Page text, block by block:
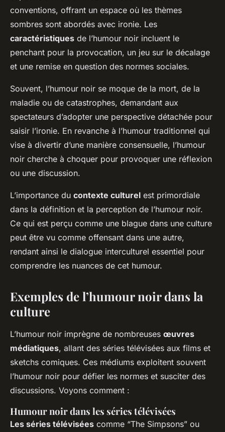
conventions, offrant un espace où les thèmes
sombres sont abordés avec ironie. Les
caractéristiques de l’humour noir incluent le
penchant pour la provocation, un jeu sur le décalage
et une remise en question des normes sociales.
Souvent, l’humour noir se moque de la mort, de la
maladie ou de catastrophes, demandant aux
spectateurs d’adopter une perspective détachée pour
saisir l’ironie. En revanche à l’humour traditionnel qui
vise à divertir d’une manière consensuelle, l’humour
noir cherche à choquer pour provoquer une réflexion
ou une discussion.
L’importance du contexte culturel est primordiale
dans la définition et la perception de l’humour noir.
Ce qui est perçu comme une blague dans une culture
peut être vu comme offensant dans une autre,
rendant ainsi le dialogue interculturel essentiel pour
comprendre les nuances de cet humour.
Exemples de l’humour noir dans la
culture
L’humour noir imprègne de nombreuses œuvres
médiatiques, allant des séries télévisées aux films et
sketchs comiques. Ces médiums exploitent souvent
l’humour noir pour défier les normes et susciter des
discussions. Voyons comment :
Humour noir dans les séries télévisées
Les séries télévisées comme “The Simpsons” ou